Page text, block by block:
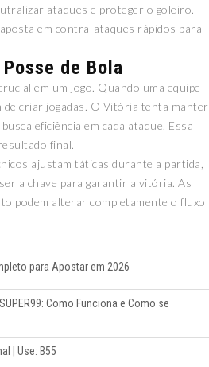
ataques e proteger o goleiro.
em contra-ataques rápidos para
de Bola
em um jogo. Quando uma equipe
de criar jogadas. O Vitória tenta manter
eficiência em cada ataque. Essa
final.
ajustam táticas durante a partida,
a chave para garantir a vitória. As
podem alterar completamente o fluxo
para Apostar em 2026
Como Funciona e Como se
| Use: B55